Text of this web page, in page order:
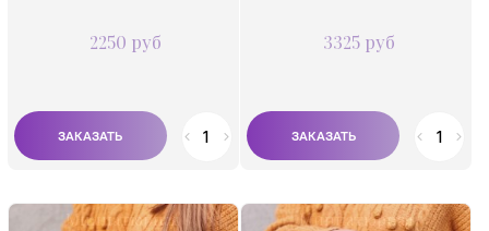
2250 руб 3325 руб
Миниатюрная
Миниатюрная